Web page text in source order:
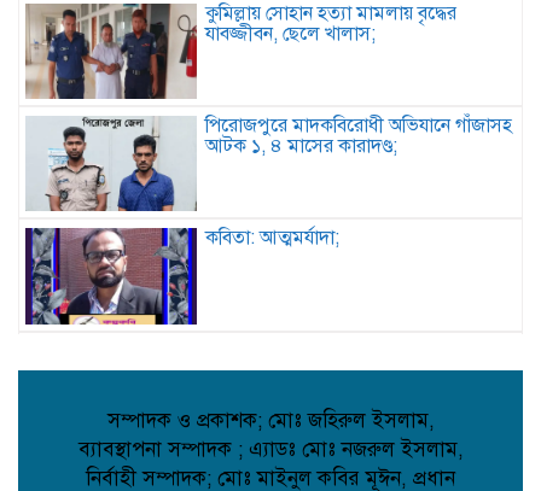
কুমিল্লায় সোহান হত্যা মামলায় বৃদ্ধের
যাবজ্জীবন, ছেলে খালাস;
পিরোজপুরে মাদকবিরোধী অভিযানে গাঁজাসহ
আটক ১, ৪ মাসের কারাদণ্ড;
কবিতা: আত্মমর্যাদা;
বিএনপির আনন্দ ও বিজয় মিছিল;
আত্রাইয়ে বান্দাইখাড়া টেকনিক্যাল অ্যান্ড
বিএম কলেজে জুলাই গণঅভ্যুত্থান দিবস
সম্পাদক ও প্রকাশক; মোঃ জহিরুল ইসলাম,
ব্যাবস্থাপনা সম্পাদক ; এ্যাডঃ মোঃ নজরুল ইসলাম,
নির্বাহী সম্পাদক; মোঃ মাইনুল কবির মূঈন, প্রধান